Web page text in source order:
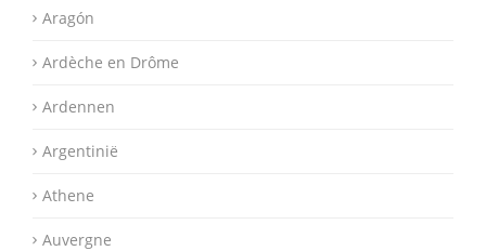
Aragón
Ardèche en Drôme
Ardennen
Argentinië
Athene
Auvergne